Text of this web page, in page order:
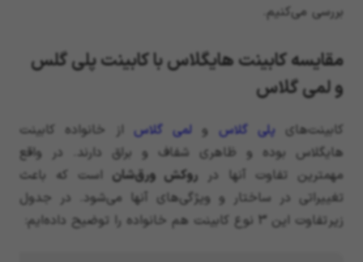
بررسی می‌کنیم.
مقایسه کابینت هایگلاس با کابینت پلی گلس
و لمی گلاس
کابینت‌های پلی گلاس و لمی گلاس از خانواده کابینت
هایگلاس بوده و ظاهری شفاف و براق دارند. در واقع
مهمترین تفاوت آنها در روکش ورق‌شان است که باعث
تغییراتی در ساختار و ویژگی‌های آنها می‌شود. در جدول
زیر تفاوت این 3 نوع کابینت هم خانواده را توضیح داده‌ایم: